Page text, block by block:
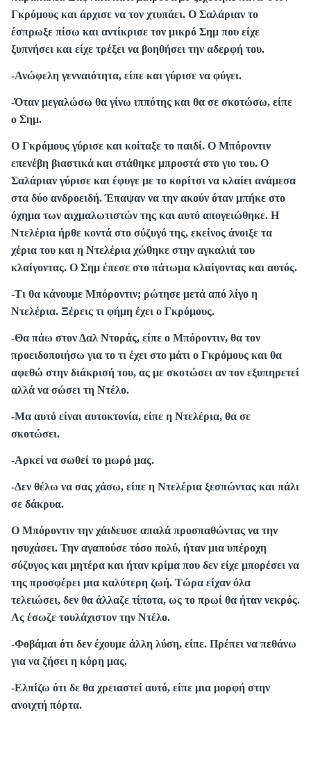
Γκρόμους και άρχισε να τον χτυπάει. Ο Σαλάριαν το
έσπρωξε πίσω και αντίκρισε τον μικρό Σημ που είχε
ξυπνήσει και είχε τρέξει να βοηθήσει την αδερφή του.
-Ανώφελη γενναιότητα, είπε και γύρισε να φύγει.
-Όταν μεγαλώσω θα γίνω ιππότης και θα σε σκοτώσω, είπε
ο Σημ.
Ο Γκρόμους γύρισε και κοίταξε το παιδί. Ο Μπόροντιν
επενέβη βιαστικά και στάθηκε μπροστά στο γιο του. Ο
Σαλάριαν γύρισε και έφυγε με το κορίτσι να κλαίει ανάμεσα
στα δύο ανδροειδή. Έπαψαν να την ακούν όταν μπήκε στο
όχημα των αιχμαλωτιστών της και αυτό απογειώθηκε. Η
Ντελέρια ήρθε κοντά στο σύζυγό της, εκείνος άνοιξε τα
χέρια του και η Ντελέρια χώθηκε στην αγκαλιά του
κλαίγοντας. Ο Σημ έπεσε στο πάτωμα κλαίγοντας και αυτός.
-Τι θα κάνουμε Μπόροντιν; ρώτησε μετά από λίγο η
Ντελέρια. Ξέρεις τι φήμη έχει ο Γκρόμους.
-Θα πάω στον Δαλ Ντοράς, είπε ο Μπόροντιν, θα τον
προειδοποιήσω για το τι έχει στο μάτι ο Γκρόμους και θα
αφεθώ στην διάκρισή του, ας με σκοτώσει αν τον εξυπηρετεί
αλλά να σώσει τη Ντέλο.
-Μα αυτό είναι αυτοκτονία, είπε η Ντελέρια, θα σε
σκοτώσει.
-Αρκεί να σωθεί το μωρό μας.
-Δεν θέλω να σας χάσω, είπε η Ντελέρια ξεσπώντας και πάλι
σε δάκρυα.
Ο Μπόροντιν την χάιδευσε απαλά προσπαθώντας να την
ησυχάσει. Την αγαπούσε τόσο πολύ, ήταν μια υπέροχη
σύζυγος και μητέρα και ήταν κρίμα που δεν είχε μπορέσει να
της προσφέρει μια καλύτερη ζωή. Τώρα είχαν όλα
τελειώσει, δεν θα άλλαζε τίποτα, ως το πρωί θα ήταν νεκρός.
Ας έσωζε τουλάχιστον την Ντέλο.
-Φοβάμαι ότι δεν έχουμε άλλη λύση, είπε. Πρέπει να πεθάνω
για να ζήσει η κόρη μας.
-Ελπίζω ότι δε θα χρειαστεί αυτό, είπε μια μορφή στην
ανοιχτή πόρτα.